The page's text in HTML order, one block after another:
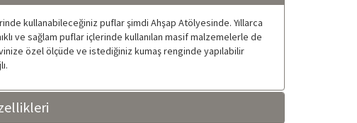
kullanabileceğiniz puflar şimdi Ahşap Atölyesinde. Yıllarca
ve sağlam puflar içlerinde kullanılan masif malzemelerle de
özel ölçüde ve istediğiniz kumaş renginde yapılabilir